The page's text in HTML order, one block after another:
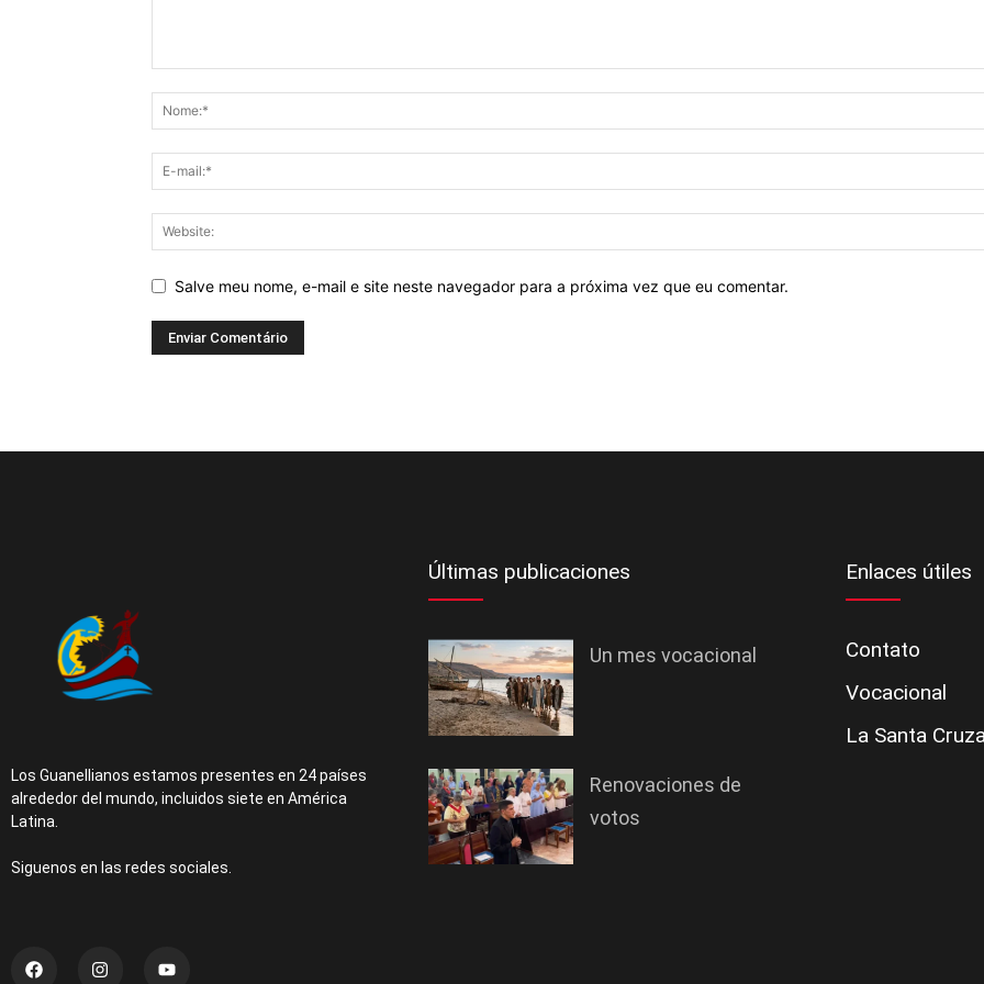
Salve meu nome, e-mail e site neste navegador para a próxima vez que eu comentar.
Los Guanellianos estamos presentes en 24 países
alrededor del mundo, incluidos siete en América
Latina.
Siguenos en las redes sociales.
Últimas publicaciones
Un mes vocacional
Renovaciones de
votos
Enlaces útiles
Contato
Vocacional
La Santa